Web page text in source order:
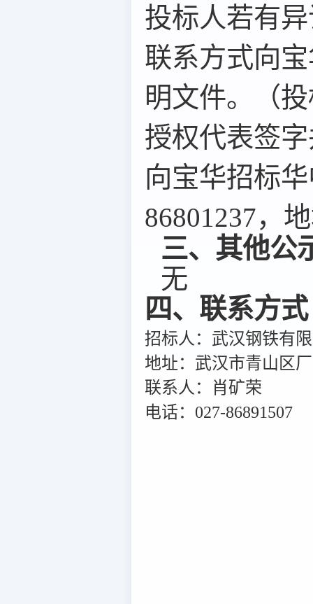
投标人若有
联系方式向
明文件。（
授权代表签
向宝华招标
86801237，
三、其他公
无
四、联系方式
招标人：武汉钢铁有
地址：武汉市青山区
联系人：肖矿荣
电话：027-86891507